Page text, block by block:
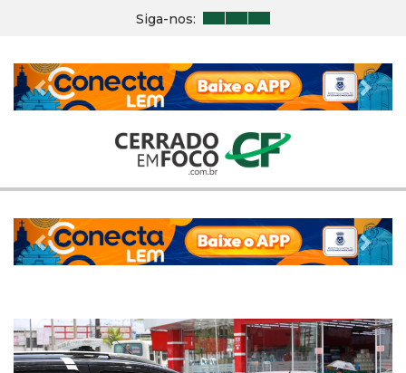
Siga-nos:
Previous Next
Previous Next